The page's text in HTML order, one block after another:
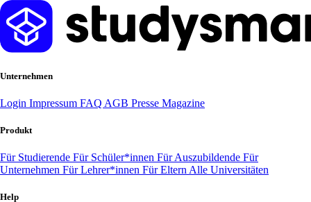
Unternehmen
Login Impressum FAQ AGB Presse Magazine
Produkt
Für Studierende Für Schüler*innen Für Auszubildende Für
Unternehmen Für Lehrer*innen Für Eltern Alle Universitäten
Help